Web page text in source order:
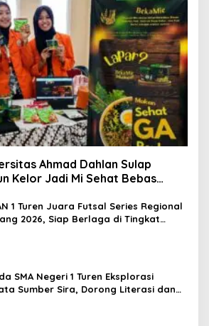
Ahmad Dahlan Sulap
Kelor Jadi Mi Sehat Bebas
1 Turen Juara Futsal Series Regional
2026, Siap Berlaga di Tingkat
SMA Negeri 1 Turen Eksplorasi
Sumber Sira, Dorong Literasi dan